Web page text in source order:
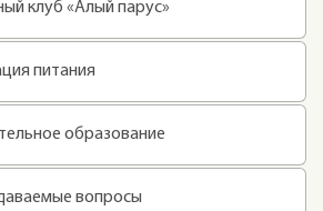
клуб «Алый парус»
питания
образование
вопросы